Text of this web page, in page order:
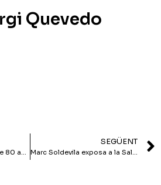
Quevedo
Tiana i Montgat: més de 80 anys separats
SEGÜENT
Marc Soldevila exposa a la Sala Parés